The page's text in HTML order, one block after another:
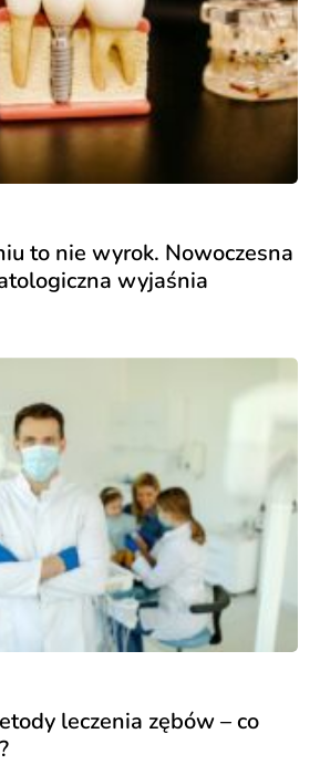
to nie wyrok. Nowoczesna
wyjaśnia
leczenia zębów – co